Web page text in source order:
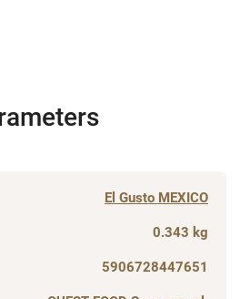
El Gusto MEXICO
0.343 kg
5906728447651